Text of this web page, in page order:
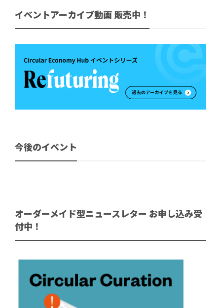
イベントアーカイブ動画 販売中！
今後のイベント
オーダーメイド型ニュースレター お申し込み受
付中！